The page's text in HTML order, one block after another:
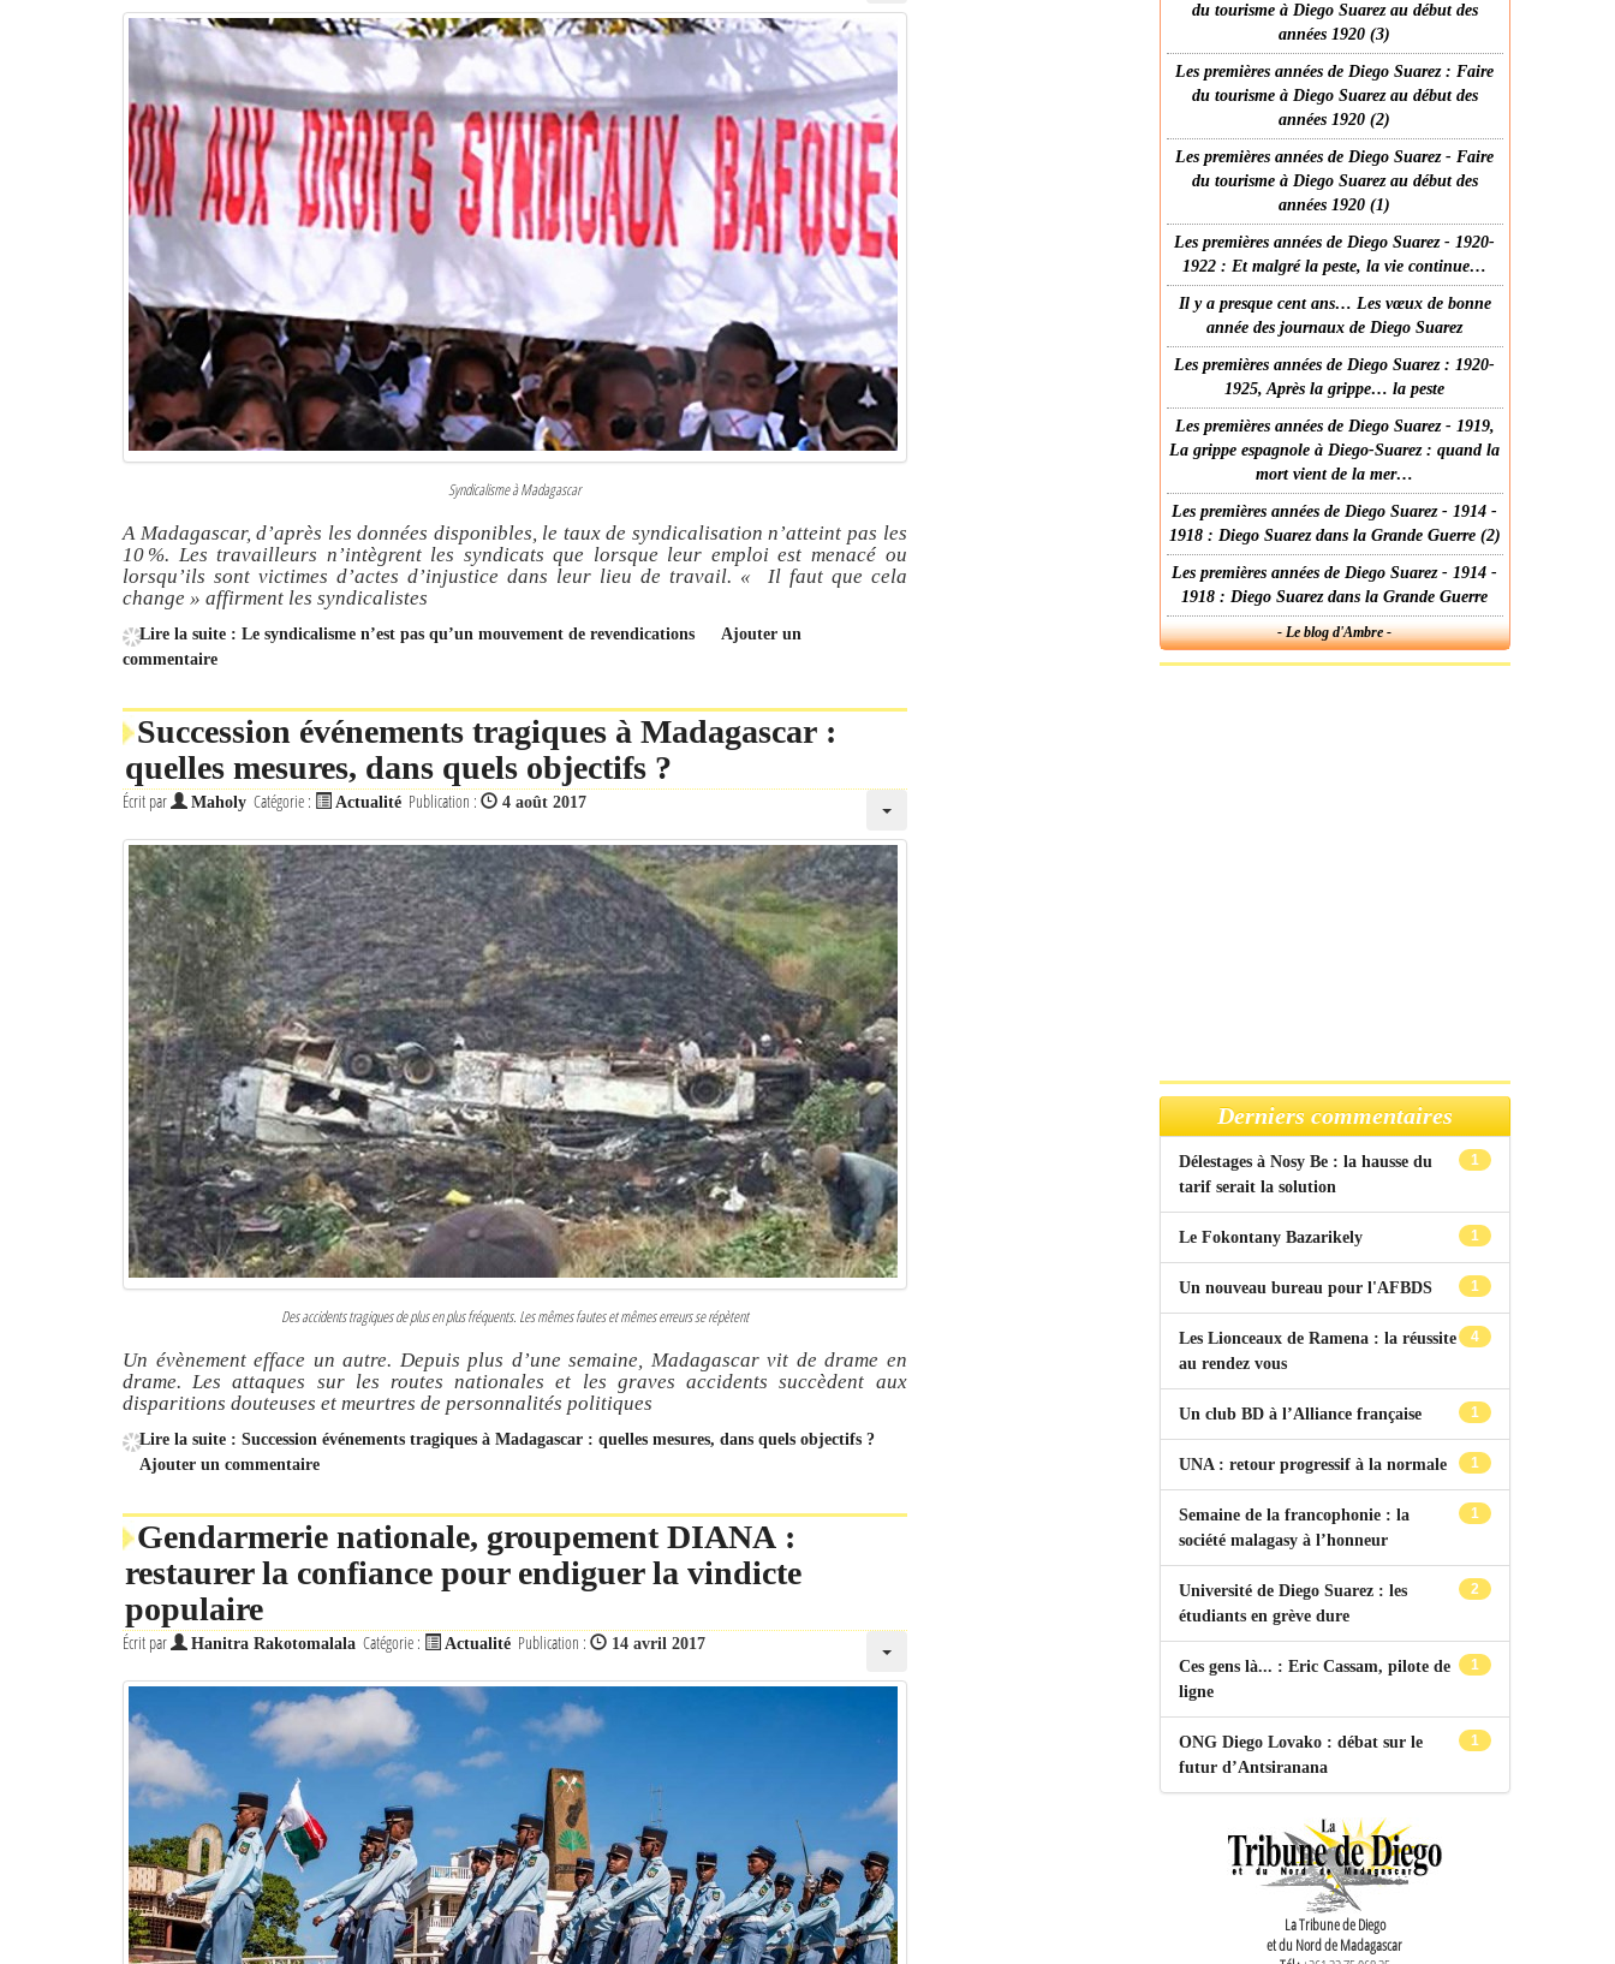
Syndicalisme à Madagascar
A Madagascar, d’après les données disponibles, le taux de syndicalisation n’atteint pas les
10 %. Les travailleurs n’intègrent les syndicats que lorsque leur emploi est menacé ou
lorsqu’ils sont victimes d’actes d’injustice dans leur lieu de travail. « Il faut que cela
change » affirment les syndicalistes
Lire la suite : Le syndicalisme n’est pas qu’un mouvement de revendications
Ajouter un
commentaire
Succession événements tragiques à Madagascar :
quelles mesures, dans quels objectifs ?
Écrit par Maholy Catégorie : Actualité Publication : 4 août 2017
Des accidents tragiques de plus en plus fréquents. Les mêmes fautes et mêmes erreurs se répètent
Un évènement efface un autre. Depuis plus d’une semaine, Madagascar vit de drame en
drame. Les attaques sur les routes nationales et les graves accidents succèdent aux
disparitions douteuses et meurtres de personnalités politiques
Lire la suite : Succession événements tragiques à Madagascar : quelles mesures, dans quels objectifs ?
Ajouter un commentaire
Gendarmerie nationale, groupement DIANA :
restaurer la confiance pour endiguer la vindicte
populaire
Écrit par Hanitra Rakotomalala Catégorie : Actualité Publication : 14 avril 2017
du tourisme à Diego Suarez au début des
années 1920 (3)
Les premières années de Diego Suarez : Faire
du tourisme à Diego Suarez au début des
années 1920 (2)
Les premières années de Diego Suarez - Faire
du tourisme à Diego Suarez au début des
années 1920 (1)
Les premières années de Diego Suarez - 1920-
1922 : Et malgré la peste, la vie continue…
Il y a presque cent ans… Les vœux de bonne
année des journaux de Diego Suarez
Les premières années de Diego Suarez : 1920-
1925, Après la grippe… la peste
Les premières années de Diego Suarez - 1919,
La grippe espagnole à Diego-Suarez : quand la
mort vient de la mer…
Les premières années de Diego Suarez - 1914 -
1918 : Diego Suarez dans la Grande Guerre (2)
Les premières années de Diego Suarez - 1914 -
1918 : Diego Suarez dans la Grande Guerre
- Le blog d'Ambre -
Derniers commentaires
1
Délestages à Nosy Be : la hausse du
tarif serait la solution
1
Le Fokontany Bazarikely
1
Un nouveau bureau pour l'AFBDS
4
Les Lionceaux de Ramena : la réussite
au rendez vous
1
Un club BD à l’Alliance française
1
UNA : retour progressif à la normale
1
Semaine de la francophonie : la
société malagasy à l’honneur
2
Université de Diego Suarez : les
étudiants en grève dure
1
Ces gens là... : Eric Cassam, pilote de
ligne
1
ONG Diego Lovako : débat sur le
futur d’Antsiranana
La Tribune de Diego
et du Nord de Madagascar